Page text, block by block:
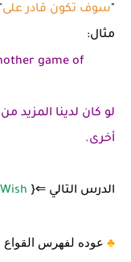
"سوف تكون قادر على
مثال:
game of
لو كان لدينا
أخرى.
الدرس التالي ⇐{
♣️ عوده لفهرس القواع